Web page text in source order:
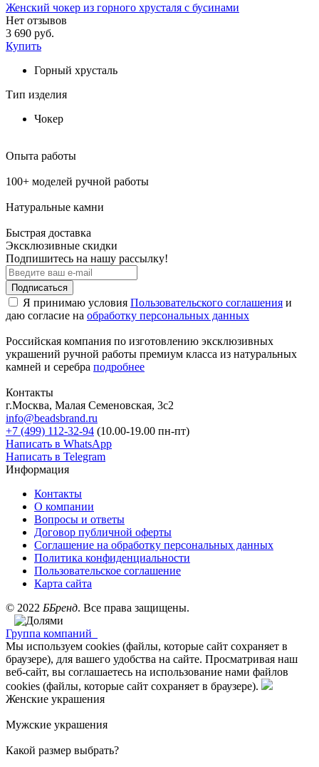
Женский чокер из горного хрусталя с бусинами
Нет отзывов
3 690 руб.
Купить
Горный хрусталь
Тип изделия
Чокер
Опыта работы
100+ моделей ручной работы
Натуральные камни
Быстрая доставка
Эксклюзивные скидки
Подпишитесь на нашу рассылку!
Подписаться
Я принимаю условия Пользовательского соглашения и
даю согласие на обработку персональных данных
Российская компания по изготовлению эксклюзивных
украшений ручной работы премиум класса из натуральных
камней и серебра подробнее
Контакты
г.Москва, Малая Семеновская, 3с2
info@beadsbrand.ru
+7 (499) 112-32-94 (10.00-19.00 пн-пт)
Написать в WhatsApp
Написать в Telegram
Информация
Контакты
О компании
Вопросы и ответы
Договор публичной оферты
Соглашение на обработку персональных данных
Политика конфиденциальности
Пользовательское соглашение
Карта сайта
© 2022 ББренд. Все права защищены.
Группа компаний
Мы используем cookies (файлы, которые сайт сохраняет в
браузере), для вашего удобства на сайте. Просматривая наш
веб-сайт, вы соглашаетесь на использование нами файлов
cookies (файлы, которые сайт сохраняет в браузере).
Женские украшения
Мужские украшения
Какой размер выбрать?